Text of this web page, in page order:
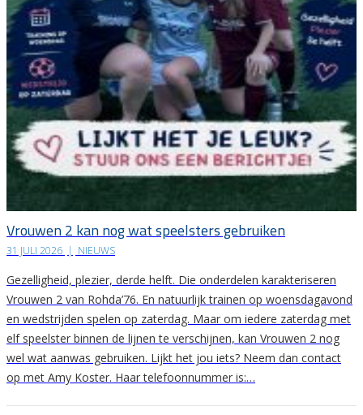
Vrouwen 2 kan nog wat speelsters gebruiken
31 JULI 2026 | NIEUWS
Gezelligheid, plezier, derde helft. Die onderdelen karakteriseren
Vrouwen 2 van Rohda’76. En natuurlijk trainen op woensdagavond
en wedstrijden spelen op zaterdag. Maar om iedere zaterdag met
elf speelster binnen de lijnen te verschijnen, kan Vrouwen 2 nog
wel wat aanwas gebruiken. Lijkt het jou iets? Neem dan contact
op met Amy Koster. Haar telefoonnummer is:…